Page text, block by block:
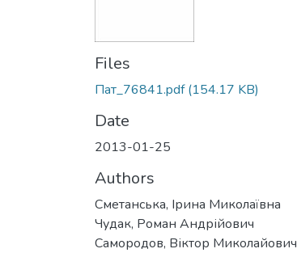
Files
Пат_76841.pdf(154.17 KB)
Date
2013-01-25
Authors
Сметанська, Ірина Миколаївна
Чудак, Роман Андрійович
Самородов, Віктор Миколайович